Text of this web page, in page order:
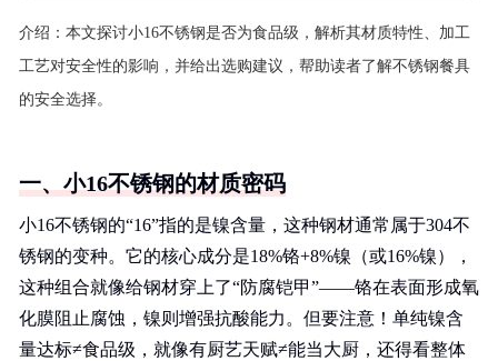
介绍： 本文探讨小16不锈钢是否为食品级，解析其材质特性、加工
工艺对安全性的影响，并给出选购建议，帮助读者了解不锈钢餐具
的安全选择。
一、小16不锈钢的材质密码
小16不锈钢的“16”指的是镍含量，这种钢材通常属于304不
锈钢的变种。它的核心成分是18%铬+8%镍（或16%镍），
这种组合就像给钢材穿上了“防腐铠甲”——铬在表面形成氧
化膜阻止腐蚀，镍则增强抗酸能力。但要注意！单纯镍含
量达标≠食品级，就像有厨艺天赋≠能当大厨，还得看整体